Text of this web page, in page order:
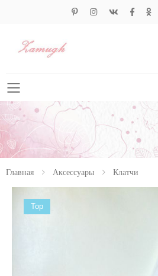
Свернуть меню
Главная Аксессуары Клатчи
Top